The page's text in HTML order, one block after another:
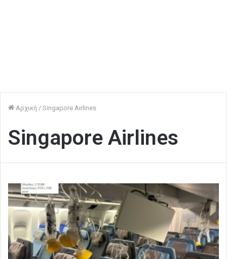
Αρχική / Singapore Airlines
Singapore Airlines